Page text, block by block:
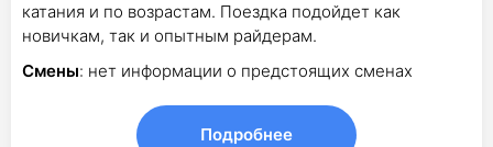
катания и по возрастам. Поездка подойдет как
новичкам, так и опытным райдерам.
Смены: нет информации о предстоящих сменах
Подробнее